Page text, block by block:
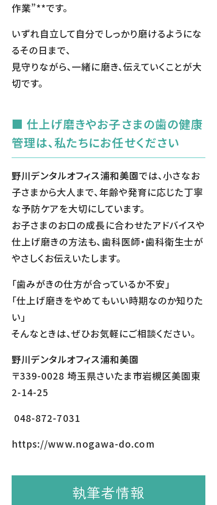
作業”**です。
いずれ自立して自分でしっかり磨けるようにな
るその日まで、
見守りながら、一緒に磨き、伝えていくことが大
切です。
■ 仕上げ磨きやお子さまの歯の健康
管理は、私たちにお任せください
野川デンタルオフィス浦和美園では、小さなお
子さまから大人まで、年齢や発育に応じた丁寧
な予防ケアを大切にしています。
お子さまのお口の成長に合わせたアドバイスや
仕上げ磨きの方法も、歯科医師・歯科衛生士が
やさしくお伝えいたします。
「歯みがきの仕方が合っているか不安」
「仕上げ磨きをやめてもいい時期なのか知りた
い」
そんなときは、ぜひお気軽にご相談ください。
野川デンタルオフィス浦和美園
〒339-0028 埼玉県さいたま市岩槻区美園東
2-14-25
048-872-7031
https://www.nogawa-do.com
執筆者情報